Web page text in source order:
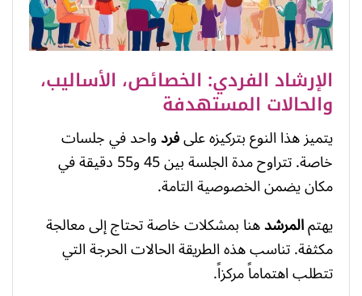
الإرشاد الفردي: الخصائص، الأساليب،
والحالات المستهدفة
يتميز هذا النوع بتركيزه علىفردواحد في جلسات
خاصة. تتراوح مدة الجلسة بين 45 و55 دقيقة في
مكان يضمن الخصوصية التامة.
يهتمالمرشدهنا بمشكلات خاصة تحتاج إلى معالجة
مكثفة. تناسب هذه الطريقة الحالات الحرجة التي
تتطلب اهتماماً مركزاً.